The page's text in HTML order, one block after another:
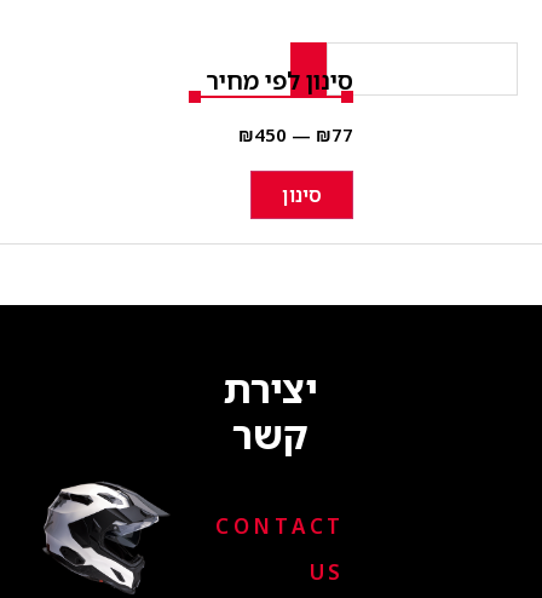
סינון לפי מחיר
₪77
—
₪450
סינון
יצירת
קשר
CONTACT
US